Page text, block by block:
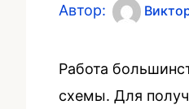
Автор:
Работа
схемы. Для